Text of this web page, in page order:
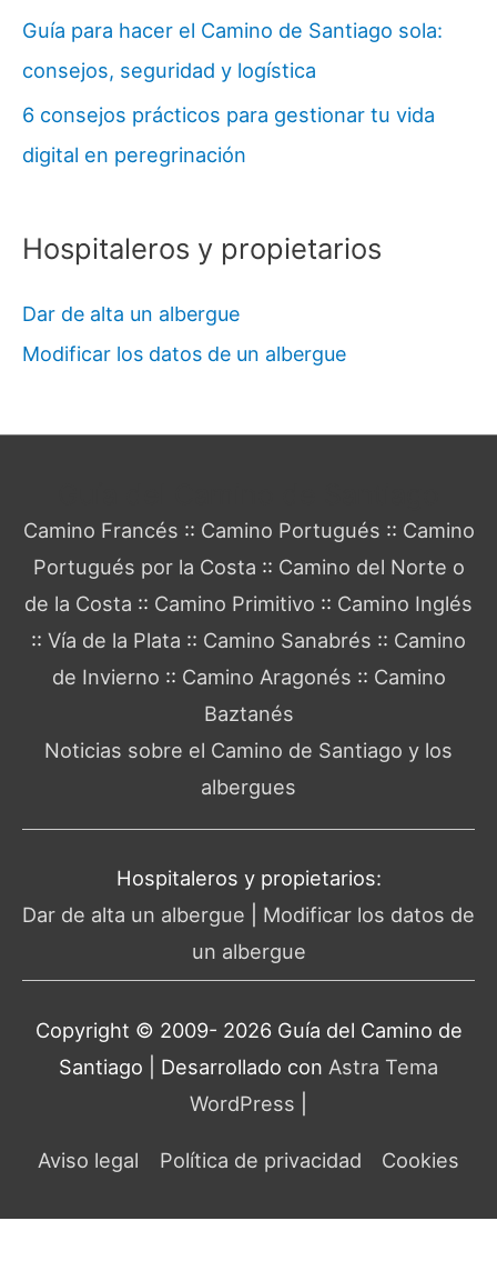
Guía para hacer el Camino de Santiago sola:
consejos, seguridad y logística
6 consejos prácticos para gestionar tu vida
digital en peregrinación
Hospitaleros y propietarios
Dar de alta un albergue
Modificar los datos de un albergue
Camino Francés :: Camino Portugués :: Camino
Portugués por la Costa :: Camino del Norte o
de la Costa :: Camino Primitivo :: Camino Inglés
:: Vía de la Plata :: Camino Sanabrés :: Camino
de Invierno :: Camino Aragonés :: Camino
Baztanés
Noticias sobre el Camino de Santiago y los
albergues
Hospitaleros y propietarios:
Dar de alta un albergue
Modificar los datos de
un albergue
Copyright © 2009- 2026 Guía del Camino de
Santiago | Desarrollado con Astra Tema
WordPress
Aviso legal Política de privacidad Cookies